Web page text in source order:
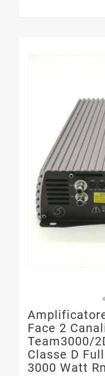
Face 2
Team3000/
Classe D
3000 Watt